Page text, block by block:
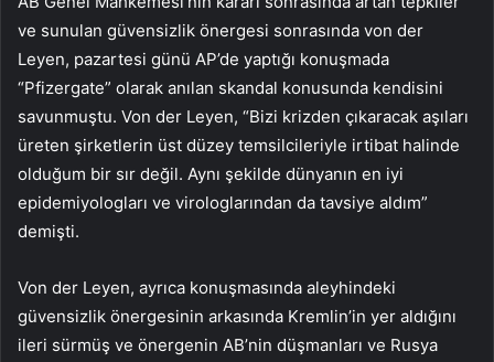
ve sunulan güvensizlik önergesi sonrasında von der
Leyen, pazartesi günü AP’de yaptığı konuşmada
“Pfizergate” olarak anılan skandal konusunda kendisini
savunmuştu. Von der Leyen, “Bizi krizden çıkaracak aşıları
üreten şirketlerin üst düzey temsilcileriyle irtibat halinde
olduğum bir sır değil. Aynı şekilde dünyanın en iyi
epidemiyologları ve virologlarından da tavsiye aldım”
demişti.
Von der Leyen, ayrıca konuşmasında aleyhindeki
güvensizlik önergesinin arkasında Kremlin’in yer aldığını
ileri sürmüş ve önergenin AB’nin düşmanları ve Rusya